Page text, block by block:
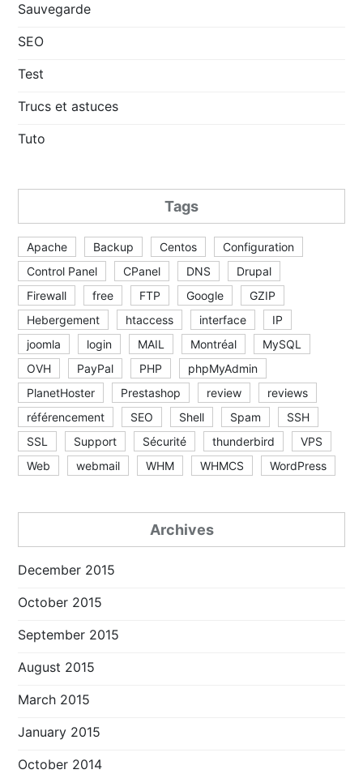
Sauvegarde
SEO
Test
Trucs et astuces
Tuto
Tags
Apache Backup Centos
Configuration
Control Panel
CPanel DNS
Drupal
Firewall
free FTP Google
GZIP
Hebergement
htaccess interface
IP
joomla
login MAIL Montréal
MySQL
OVH
PayPal PHP
phpMyAdmin
PlanetHoster
Prestashop review
reviews
référencement
SEO Shell Spam
SSH
SSL
Support Sécurité thunderbird
VPS
Web
webmail WHM WHMCS WordPress
Archives
December 2015
October 2015
September 2015
August 2015
March 2015
January 2015
October 2014